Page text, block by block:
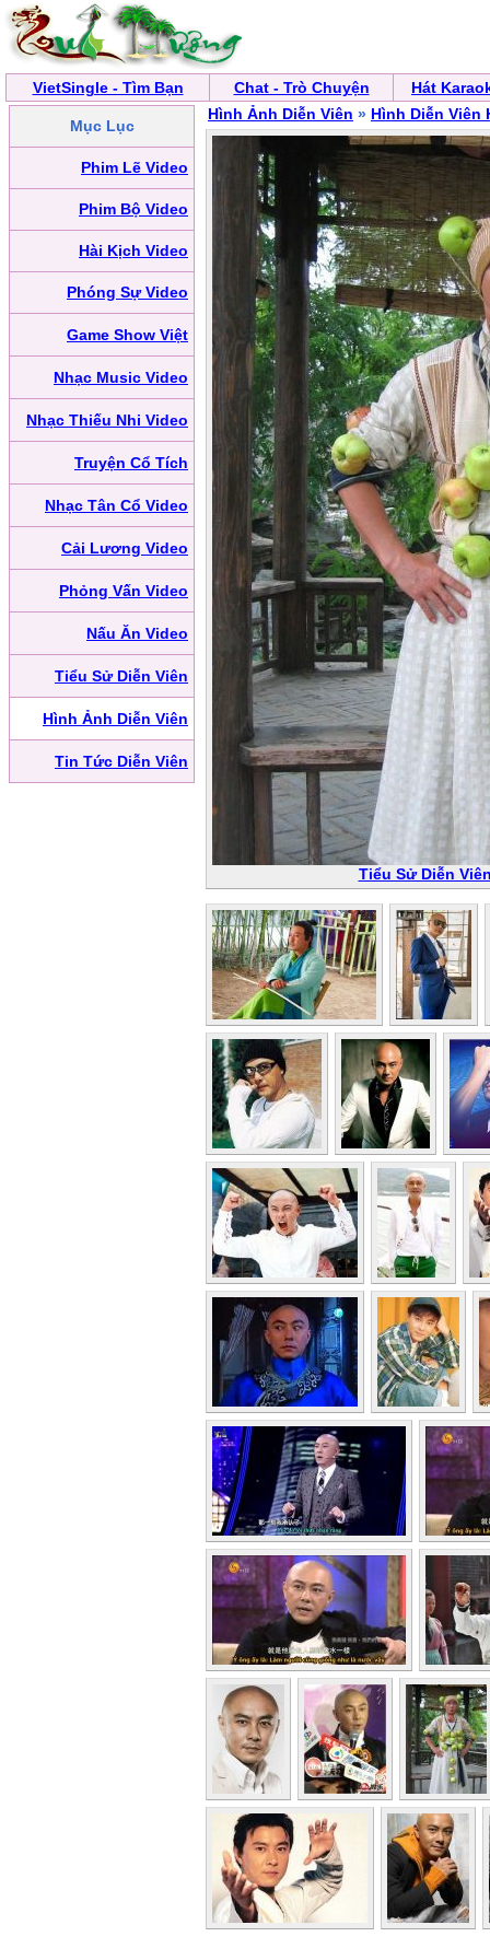
VietSingle - Tìm Bạn Chat - Trò Chuyện Hát
Mục Lục
Phim Lẽ Video
Phim Bộ Video
Hài Kịch Video
Phóng Sự Video
Game Show Việt
Nhạc Music Video
Nhạc Thiếu Nhi Video
Truyện Cổ Tích
Nhạc Tân Cổ Video
Cải Lương Video
Phỏng Vấn Video
Nấu Ăn Video
Tiểu Sử Diễn Viên
Hình Ảnh Diễn Viên
Tin Tức Diễn Viên
Hình Ảnh Diễn Viên » Hình Diễn Viên
Tiểu Sử Diễn